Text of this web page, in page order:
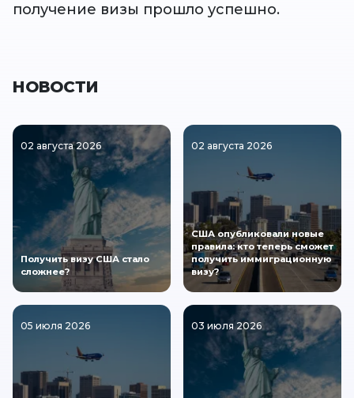
получение визы прошло успешно.
НОВОСТИ
02 августа 2026
Получить визу США стало
сложнее?
02 августа 2026
США опубликовали новые
правила: кто теперь сможет
получить иммиграционную
визу?
05 июля 2026 03 июля 2026